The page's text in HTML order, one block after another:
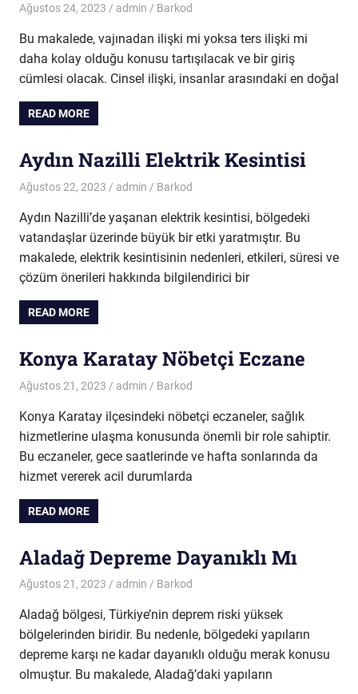
Ağustos 24, 2023 admin Barkod
Bu makalede, vajınadan ilişki mi yoksa ters ilişki mi
daha kolay olduğu konusu tartışılacak ve bir giriş
cümlesi olacak. Cinsel ilişki, insanlar arasındaki en doğal
READ MORE
Aydın Nazilli Elektrik Kesintisi
Ağustos 22, 2023 admin Barkod
Aydın Nazilli’de yaşanan elektrik kesintisi, bölgedeki
vatandaşlar üzerinde büyük bir etki yaratmıştır. Bu
makalede, elektrik kesintisinin nedenleri, etkileri, süresi ve
çözüm önerileri hakkında bilgilendirici bir
READ MORE
Konya Karatay Nöbetçi Eczane
Ağustos 21, 2023 admin Barkod
Konya Karatay ilçesindeki nöbetçi eczaneler, sağlık
hizmetlerine ulaşma konusunda önemli bir role sahiptir.
Bu eczaneler, gece saatlerinde ve hafta sonlarında da
hizmet vererek acil durumlarda
READ MORE
Aladağ Depreme Dayanıklı Mı
Ağustos 21, 2023 admin Barkod
Aladağ bölgesi, Türkiye’nin deprem riski yüksek
bölgelerinden biridir. Bu nedenle, bölgedeki yapıların
depreme karşı ne kadar dayanıklı olduğu merak konusu
olmuştur. Bu makalede, Aladağ’daki yapıların